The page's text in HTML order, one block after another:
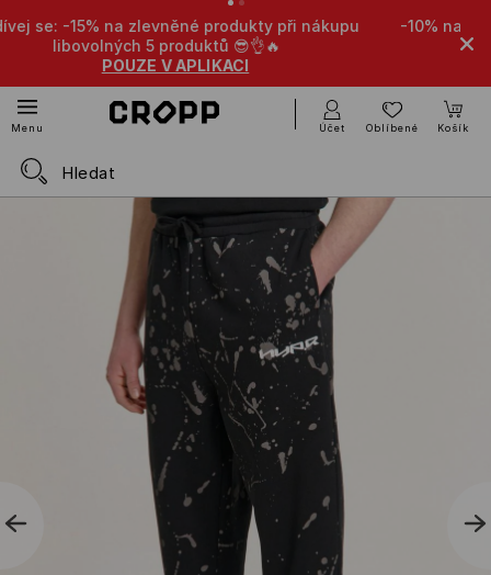
-10% na zlevněné produkty při nákupu
při nákupu
Menu Účet Oblíbené Košík